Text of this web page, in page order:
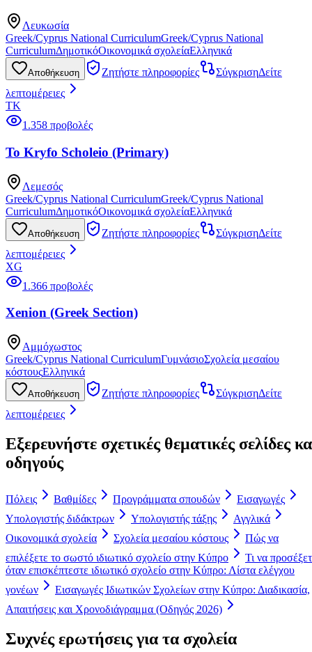
Λευκωσία
Greek/Cyprus National CurriculumGreek/Cyprus National
CurriculumΔημοτικόΟικονομικά σχολείαΕλληνικά
Αποθήκευση Ζητήστε πληροφορίες ΣύγκρισηΔείτε
λεπτομέρειες
TK
1.358 προβολές
To Kryfo Scholeio (Primary)
Λεμεσός
Greek/Cyprus National CurriculumGreek/Cyprus National
CurriculumΔημοτικόΟικονομικά σχολείαΕλληνικά
Αποθήκευση Ζητήστε πληροφορίες ΣύγκρισηΔείτε
λεπτομέρειες
XG
1.366 προβολές
Xenion (Greek Section)
Αμμόχωστος
Greek/Cyprus National CurriculumΓυμνάσιοΣχολεία μεσαίου
κόστουςΕλληνικά
Αποθήκευση Ζητήστε πληροφορίες ΣύγκρισηΔείτε
λεπτομέρειες
Εξερευνήστε σχετικές θεματικές σελίδες
οδηγούς
Πόλεις Βαθμίδες Προγράμματα σπουδών
Εισαγωγές
Υπολογιστής διδάκτρων
Υπολογιστής τάξης
Αγγλικά
Οικονομικά σχολεία
Σχολεία μεσαίου κόστους
Πώς να
επιλέξετε το σωστό ιδιωτικό σχολείο στην Κύπρο
Τι να
όταν επισκέπτεστε ιδιωτικό σχολείο στην Κύπρο: Λίστα ελέγχου
γονέων
Εισαγωγές Ιδιωτικών Σχολείων στην Κύπρο: Διαδικασία,
Απαιτήσεις και Χρονοδιάγραμμα (Οδηγός 2026)
Συχνές ερωτήσεις για τα σχολεία